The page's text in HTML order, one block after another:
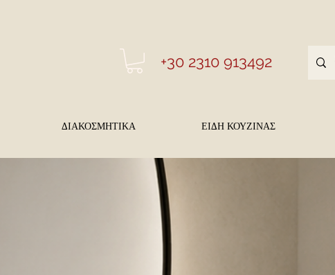
+30 2310 913492
ΔΙΑΚΟΣΜΗΤΙΚΑ ΕΙΔΗ ΚΟΥΖΙΝΑΣ